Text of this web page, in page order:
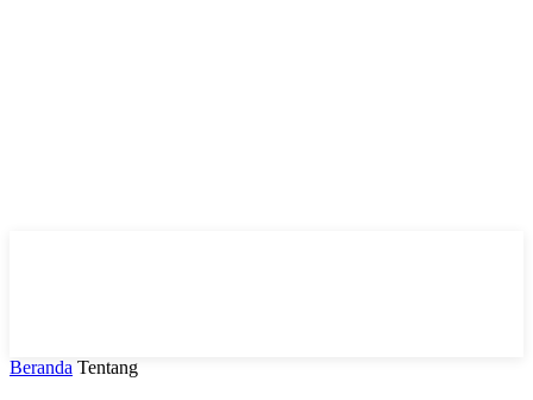
Beranda Tentang